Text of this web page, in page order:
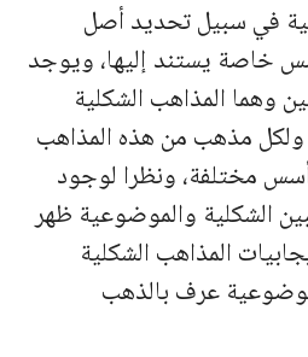
في سبيل تحديد أصل
خاصة يستند إليها، ويوجد
وهما المذاهب الشكلية
ولكل مذهب من هذه المذاهب
مختلفة، ونظرا لوجود
الشكلية والموضوعية ظهر
المذاهب الشكلية
عرف بالذهب